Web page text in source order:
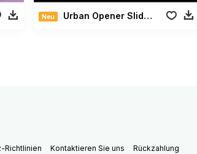
Neu Urban Opener Slideshow
Richtlinien Kontaktieren Sie uns Rückzahlung